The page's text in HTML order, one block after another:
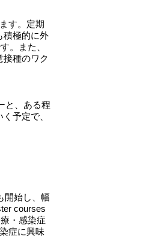
す。定期
積極的に外
。また、
種のワク
と、ある程
予定で、
開始し、幅
courses
・感染症
症に興味